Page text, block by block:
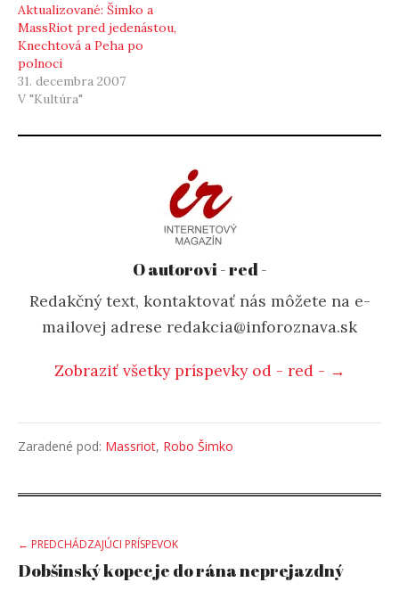
Aktualizované: Šimko a
MassRiot pred jedenástou,
Knechtová a Peha po
polnoci
31. decembra 2007
V "Kultúra"
O autorovi - red -
Redakčný text, kontaktovať nás môžete na e-
mailovej adrese redakcia@inforoznava.sk
Zobraziť všetky príspevky od - red - →
Zaradené pod: Massriot, Robo Šimko
Post
← PREDCHÁDZAJÚCI PRÍSPEVOK
Dobšinský kopec je do rána neprejazdný